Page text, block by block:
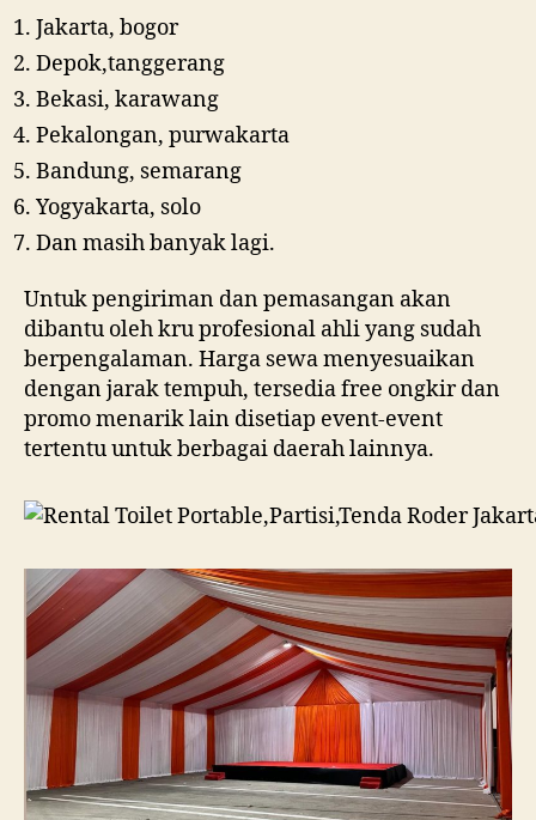
Jakarta, bogor
Depok,tanggerang
Bekasi, karawang
Pekalongan, purwakarta
Bandung, semarang
Yogyakarta, solo
Dan masih banyak lagi.
Untuk pengiriman dan pemasangan akan
dibantu oleh kru profesional ahli yang sudah
berpengalaman. Harga sewa menyesuaikan
dengan jarak tempuh, tersedia free ongkir dan
promo menarik lain disetiap event-event
tertentu untuk berbagai daerah lainnya.